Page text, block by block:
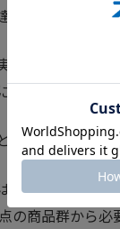
行動に与える影
質GDP成長率
なります。一方
き重要になるの
単価の小さな商
の商品群から必